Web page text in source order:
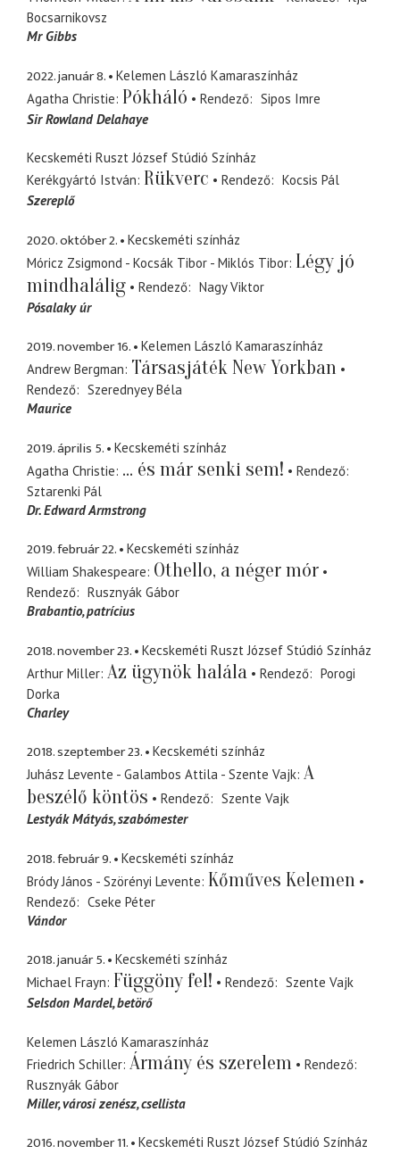
Bocsarnikovsz
Mr Gibbs
2022. január 8.
Kelemen László Kamaraszínház
Agatha Christie Pókháló Rendező
Sipos Imre
Sir Rowland Delahaye
Kecskeméti Ruszt József Stúdió Színház
Kerékgyártó István Rükverc Rendező
Kocsis Pál
Szereplő
2020. október 2.
Kecskeméti színház
Móricz Zsigmond - Kocsák Tibor - Miklós Tibor Légy jó
mindhalálig
Rendező
Nagy Viktor
Pósalaky úr
2019. november 16.
Kelemen László Kamaraszínház
Andrew Bergman Társasjáték New Yorkban
Rendező
Szerednyey Béla
Maurice
2019. április 5.
Kecskeméti színház
Agatha Christie ... és már senki sem!
Rendező
Sztarenki Pál
Dr. Edward Armstrong
2019. február 22.
Kecskeméti színház
William Shakespeare Othello, a néger mór
Rendező
Rusznyák Gábor
Brabantio patrícius
2018. november 23.
Kecskeméti Ruszt József Stúdió Színház
Arthur Miller Az ügynök halála Rendező
Porogi
Dorka
Charley
2018. szeptember 23.
Kecskeméti színház
Juhász Levente - Galambos Attila - Szente Vajk A
beszélő köntös
Rendező
Szente Vajk
Lestyák Mátyás szabómester
2018. február 9.
Kecskeméti színház
Bródy János - Szörényi Levente Kőműves Kelemen
Rendező
Cseke Péter
Vándor
2018. január 5.
Kecskeméti színház
Michael Frayn Függöny fel! Rendező
Szente Vajk
Selsdon Mardel betörő
Kelemen László Kamaraszínház
Friedrich Schiller Ármány és szerelem
Rendező
Rusznyák Gábor
Miller városi zenész, csellista
2016. november 11. Kecskeméti Ruszt József Stúdió Színház